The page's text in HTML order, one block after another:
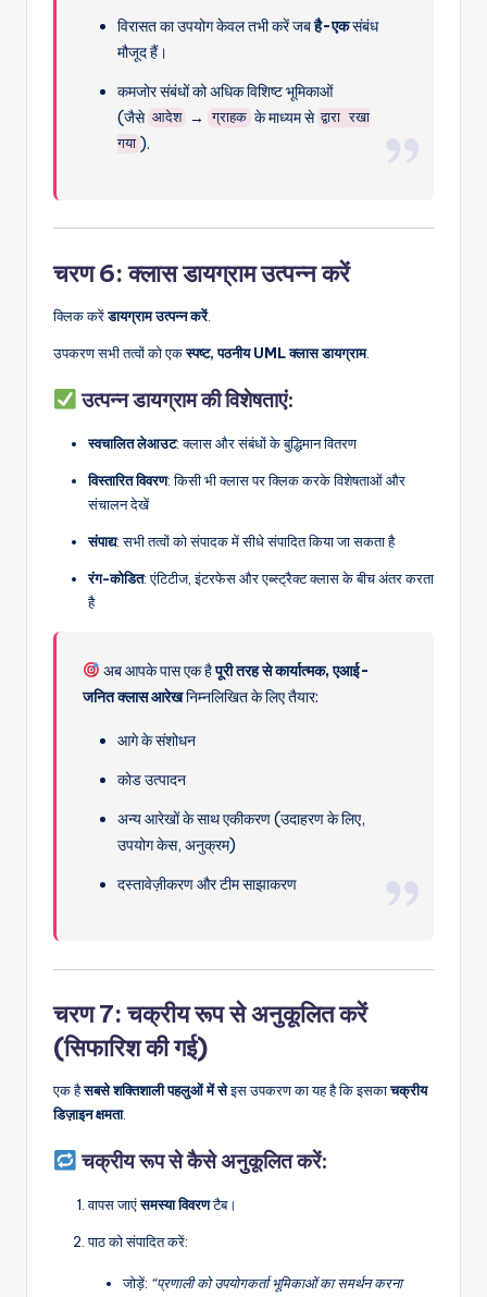
विरासत का उपयोग केवल तभी करें जबहै-एकसंबंध
मौजूद हैं।
कमजोर संबंधों को अधिक विशिष्ट भूमिकाओं
(जैसे आदेश → ग्राहक के माध्यम से द्वारा रखा
गया ).
चरण 6: क्लास डायग्राम उत्पन्न करें
क्लिक करेंडायग्राम उत्पन्न करें.
उपकरण सभी तत्वों को एकस्पष्ट, पठनीय UML क्लास डायग्राम.
उत्पन्न डायग्राम की विशेषताएं:
स्वचालित लेआउट: क्लास और संबंधों के बुद्धिमान वितरण
विस्तारित विवरण: किसी भी क्लास पर क्लिक करके विशेषताओं और
संचालन देखें
संपाद्य: सभी तत्वों को संपादक में सीधे संपादित किया जा सकता है
रंग-कोडित: एंटिटीज, इंटरफेस और एब्स्ट्रैक्ट क्लास के बीच अंतर करता
है
अब आपके पास एक हैपूरी तरह से कार्यात्मक, एआई-
जनित क्लास आरेखनिम्नलिखित के लिए तैयार:
आगे के संशोधन
कोड उत्पादन
अन्य आरेखों के साथ एकीकरण (उदाहरण के लिए,
उपयोग केस, अनुक्रम)
दस्तावेज़ीकरण और टीम साझाकरण
चरण 7: चक्रीय रूप से अनुकूलित करें
(सिफारिश की गई)
एक हैसबसे शक्तिशाली पहलुओं में सेइस उपकरण का यह है कि इसकाचक्रीय
डिज़ाइन क्षमता.
चक्रीय रूप से कैसे अनुकूलित करें:
वापस जाएंसमस्या विवरणटैब।
पाठ को संपादित करें:
जोड़ें: “प्रणाली को उपयोगकर्ता भूमिकाओं का समर्थन करना